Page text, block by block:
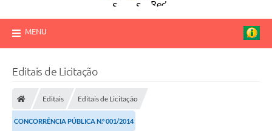
MENU
Editais de Licitação
Editais Editais de Licitação
CONCORRÊNCIA PÚBLICA N.º 001/2014